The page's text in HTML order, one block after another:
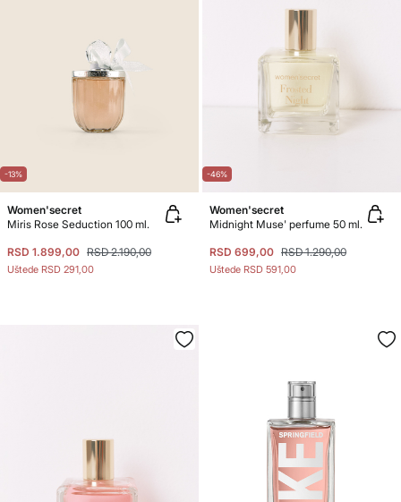
-13%
Women'secret
Miris Rose Seduction 100 ml.
RSD 1.899,00 RSD 2.190,00
Uštede RSD 291,00
-46%
Women'secret
Midnight Muse' perfume 50 ml.
RSD 699,00 RSD 1.290,00
Uštede RSD 591,00